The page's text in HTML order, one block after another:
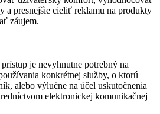
a presnejšie cieliť reklamu na produkty
záujem.
je nevyhnutne potrebný na
konkrétnej služby, o ktorú
alebo výlučne na účel uskutočnenia
elektronickej komunikačnej